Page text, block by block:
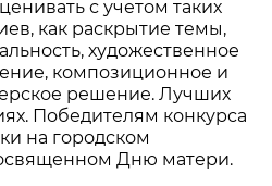
с учетом таких
как раскрытие темы,
художественное
композиционное и
решение. Лучших
Победителям конкурса
на городском
Дню матери.